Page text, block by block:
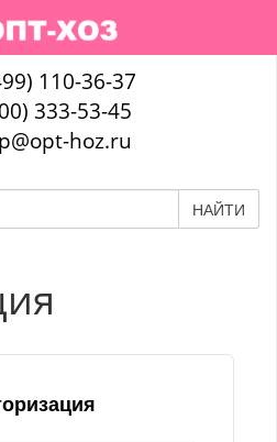
110-36-37
333-53-45
hoz.ru
НАЙТИ